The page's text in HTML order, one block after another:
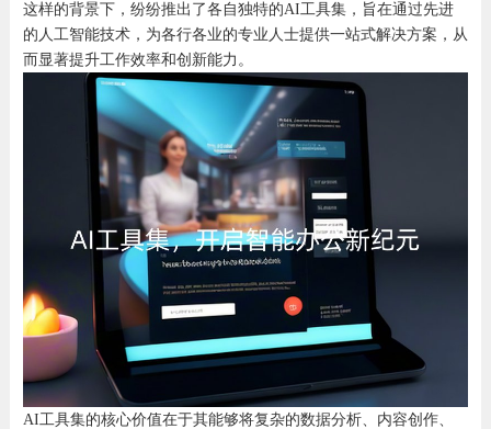
这样的背景下，纷纷推出了各自独特的AI工具集，旨在通过先进
的人工智能技术，为各行各业的专业人士提供一站式解决方案，从
而显著提升工作效率和创新能力。
AI工具集的核心价值在于其能够将复杂的数据分析、内容创作、